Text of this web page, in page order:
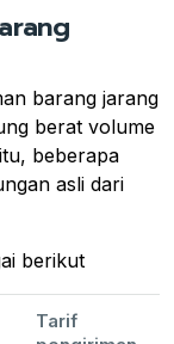
barang jarang
berat volume
beberapa
asli dari
berikut
Tarif